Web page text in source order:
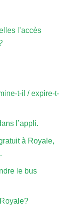
l’accès
t-il / expire-t-
l’appli.
à Royale,
le bus